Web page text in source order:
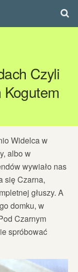
Czyli
Widelca w
albo w
wywiało nas
się Czarna,
głuszy. A
domku, w
Czarnym
spróbować